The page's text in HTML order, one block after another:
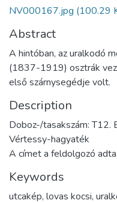
NV000167.jpg (100.29
Abstract
A hintóban, az uralkodó
(1837-1919) osztrák
első szárnysegédje volt.
Description
Doboz-/tasakszám: T12.
Vértessy-hagyaték
A címet a feldolgozó adta.
Keywords
utcakép, lovas kocsi,